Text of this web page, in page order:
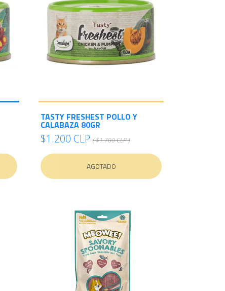
TASTY FRESHEST POLLO Y
CALABAZA 80GR
$1.200 CLP ( $1.700 CLP )
AGOTADO